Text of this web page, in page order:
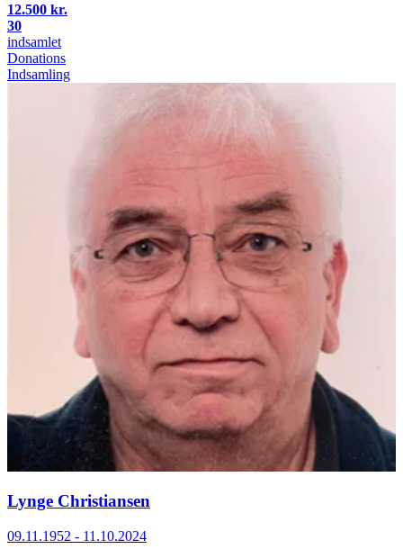
12.500 kr.
30
indsamlet
Donations
Indsamling
Lynge Christiansen
09.11.1952 - 11.10.2024